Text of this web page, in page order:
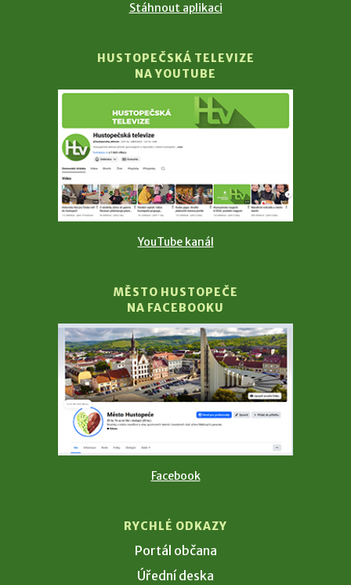
Stáhnout aplikaci
HUSTOPEČSKÁ TELEVIZE
NA YOUTUBE
YouTube kanál
MĚSTO HUSTOPEČE
NA FACEBOOKU
Facebook
RYCHLÉ ODKAZY
Portál občana
Úřední deska